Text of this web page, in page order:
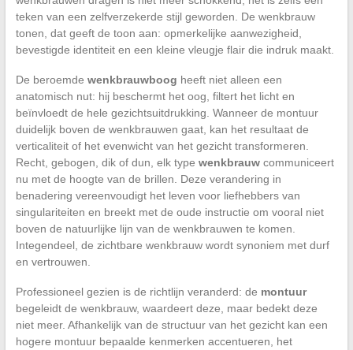
teken van een zelfverzekerde stijl geworden. De wenkbrauw
tonen, dat geeft de toon aan: opmerkelijke aanwezigheid,
bevestigde identiteit en een kleine vleugje flair die indruk maakt.
De beroemde wenkbrauwboog heeft niet alleen een
anatomisch nut: hij beschermt het oog, filtert het licht en
beïnvloedt de hele gezichtsuitdrukking. Wanneer de montuur
duidelijk boven de wenkbrauwen gaat, kan het resultaat de
verticaliteit of het evenwicht van het gezicht transformeren.
Recht, gebogen, dik of dun, elk type wenkbrauwcommuniceert
nu met de hoogte van de brillen. Deze verandering in
benadering vereenvoudigt het leven voor liefhebbers van
singulariteiten en breekt met de oude instructie om vooral niet
boven de natuurlijke lijn van de wenkbrauwen te komen.
Integendeel, de zichtbare wenkbrauw wordt synoniem met durf
en vertrouwen.
Professioneel gezien is de richtlijn veranderd: de montuur
begeleidt de wenkbrauw, waardeert deze, maar bedekt deze
niet meer. Afhankelijk van de structuur van het gezicht kan een
hogere montuur bepaalde kenmerken accentueren, het